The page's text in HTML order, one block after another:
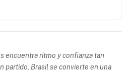
encuentra ritmo y confianza tan
partido, Brasil se convierte en una